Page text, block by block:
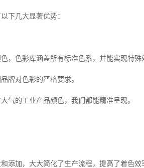
下几大显著优势：
，色彩库涵盖所有标准色系，并能实现特殊
牌对色彩的严格要求。
气的工业产品颜色，我们都能精准呈现。
添加，大大简化了生产流程，提高了着色效